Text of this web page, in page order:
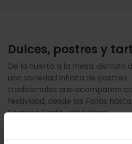
Dulces, postres y
De la huerta a la mesa: disfruta
una variedad infinita de postres
tradicionales que acompañan
festividad, desde las Fallas
Semana Santa valenciana.